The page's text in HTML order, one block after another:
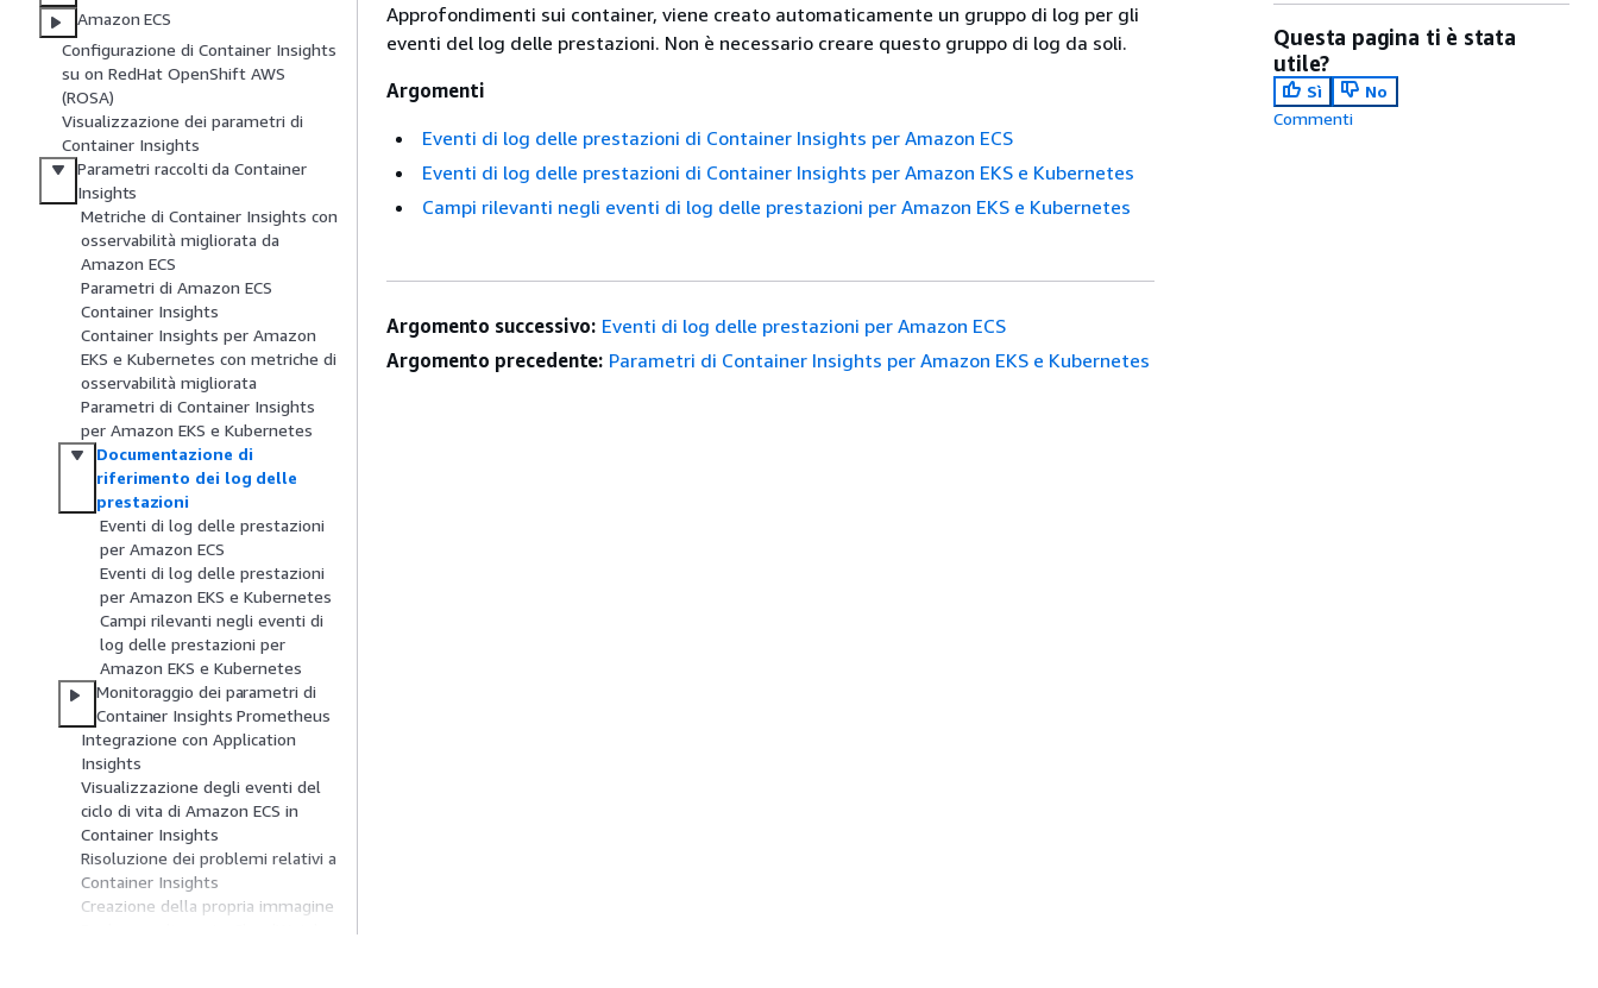
Amazon ECS
Configurazione di Container Insights
su on RedHat OpenShift AWS
(ROSA)
Visualizzazione dei parametri di
Container Insights
Parametri raccolti da Container
Insights
Metriche di Container Insights con
osservabilità migliorata da
Amazon ECS
Parametri di Amazon ECS
Container Insights
Container Insights per Amazon
EKS e Kubernetes con metriche di
osservabilità migliorata
Parametri di Container Insights
per Amazon EKS e Kubernetes
Documentazione di
riferimento dei log delle
prestazioni
Eventi di log delle prestazioni
per Amazon ECS
Eventi di log delle prestazioni
per Amazon EKS e Kubernetes
Campi rilevanti negli eventi di
log delle prestazioni per
Amazon EKS e Kubernetes
Monitoraggio dei parametri di
Container Insights Prometheus
Integrazione con Application
Insights
Visualizzazione degli eventi del
ciclo di vita di Amazon ECS in
Container Insights
Risoluzione dei problemi relativi a
Container Insights
Creazione della propria immagine
Approfondimenti sui container, viene creato automaticamente un gruppo di log per gli
eventi del log delle prestazioni. Non è necessario creare questo gruppo di log da soli.
Argomenti
Eventi di log delle prestazioni di Container Insights per Amazon ECS
Eventi di log delle prestazioni di Container Insights per Amazon EKS e Kubernetes
Campi rilevanti negli eventi di log delle prestazioni per Amazon EKS e Kubernetes
Questa pagina ti è stata
utile?
Sì
No
Commenti
Argomento successivo: Eventi di log delle prestazioni per Amazon ECS
Argomento precedente: Parametri di Container Insights per Amazon EKS e Kubernetes